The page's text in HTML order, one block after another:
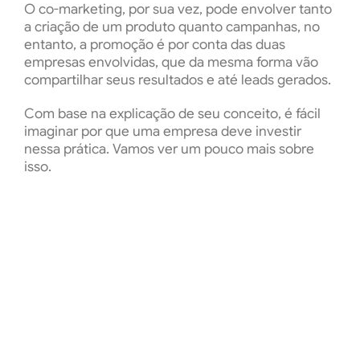
O co-marketing, por sua vez, pode envolver tanto
a criação de um produto quanto campanhas, no
entanto, a promoção é por conta das duas
empresas envolvidas, que da mesma forma vão
compartilhar seus resultados e até leads gerados.
Com base na explicação de seu conceito, é fácil
imaginar por que uma empresa deve investir
nessa prática. Vamos ver um pouco mais sobre
isso.